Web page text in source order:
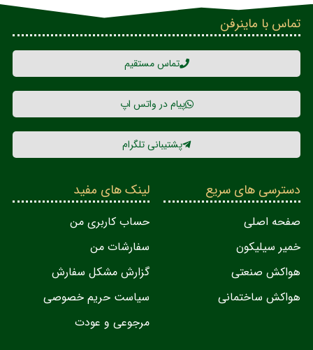
تماس با ماینرفن
تماس مستقیم
پیام در واتس اپ
پشتیبانی تلگرام
دسترسی های سریع
صفحه اصلی
خمیر سیلیکون
هواکش صنعتی
هواکش ساختمانی
لینک های مفید
حساب کاربری من
سفارشات من
گزارش مشکل سفارش
سیاست حریم خصوصی
مرجوعی و عودت